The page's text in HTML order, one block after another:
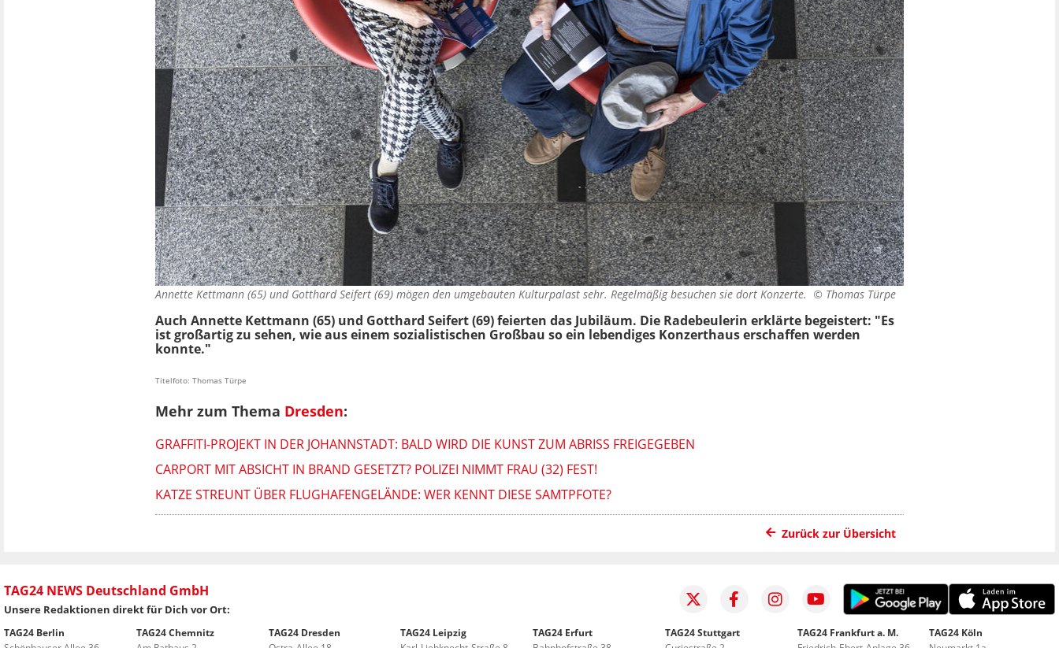
Annette Kettmann (65) und Gotthard Seifert (69) mögen den umgebauten Kulturpalast sehr. Regelmäßig besuchen sie dort Konzerte. © Thomas Türpe
Auch Annette Kettmann (65) und Gotthard Seifert (69) feierten das Jubiläum. Die Radebeulerin erklärte begeistert: "Es
ist großartig zu sehen, wie aus einem sozialistischen Großbau so ein lebendiges Konzerthaus erschaffen werden
konnte."
Titelfoto: Thomas Türpe
Mehr zum Thema Dresden:
GRAFFITI-PROJEKT IN DER JOHANNSTADT: BALD WIRD DIE KUNST ZUM ABRISS FREIGEGEBEN
CARPORT MIT ABSICHT IN BRAND GESETZT? POLIZEI NIMMT FRAU (32) FEST!
KATZE STREUNT ÜBER FLUGHAFENGELÄNDE: WER KENNT DIESE SAMTPFOTE?
Zurück zur Übersicht
TAG24 NEWS Deutschland GmbH
Unsere Redaktionen direkt für Dich vor Ort:
TAG24 Berlin
TAG24 Chemnitz
TAG24 Dresden
TAG24 Leipzig
TAG24 Erfurt
TAG24 Stuttgart
TAG24 Frankfurt a. M.
TAG24 Köln